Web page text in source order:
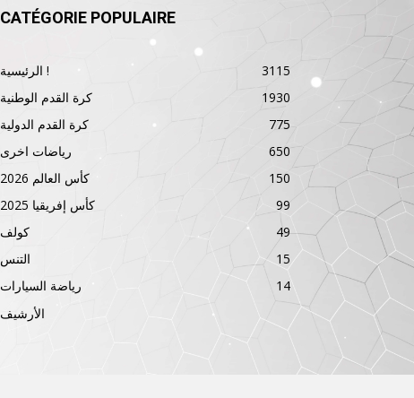
CATÉGORIE POPULAIRE
الرئيسية !
3115
كرة القدم الوطنية
1930
كرة القدم الدولية
775
رياضات اخرى
650
كأس العالم 2026
150
كأس إفريقيا 2025
99
كولف
49
التنس
15
رياضة السيارات
14
الأرشيف